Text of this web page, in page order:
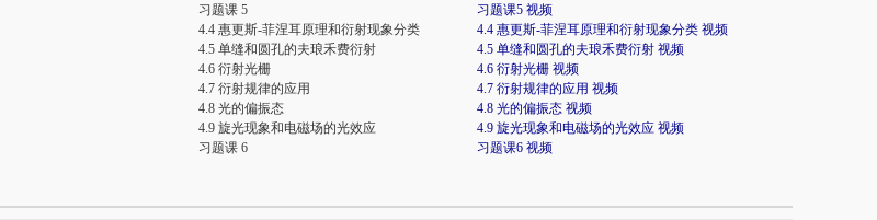
习题课 5
习题课5 视频
4.4 惠更斯-菲涅耳原理和衍射现象分类
4.4 惠更斯-菲涅耳原理和衍射现象分类 视频
4.5 单缝和圆孔的夫琅禾费衍射
4.5 单缝和圆孔的夫琅禾费衍射 视频
4.6 衍射光栅
4.6 衍射光栅 视频
4.7 衍射规律的应用
4.7 衍射规律的应用 视频
4.8 光的偏振态
4.8 光的偏振态 视频
4.9 旋光现象和电磁场的光效应
4.9 旋光现象和电磁场的光效应 视频
习题课 6 习题课6 视频